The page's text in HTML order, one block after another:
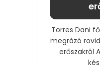
Torres Dani
megrázó
erőszakról